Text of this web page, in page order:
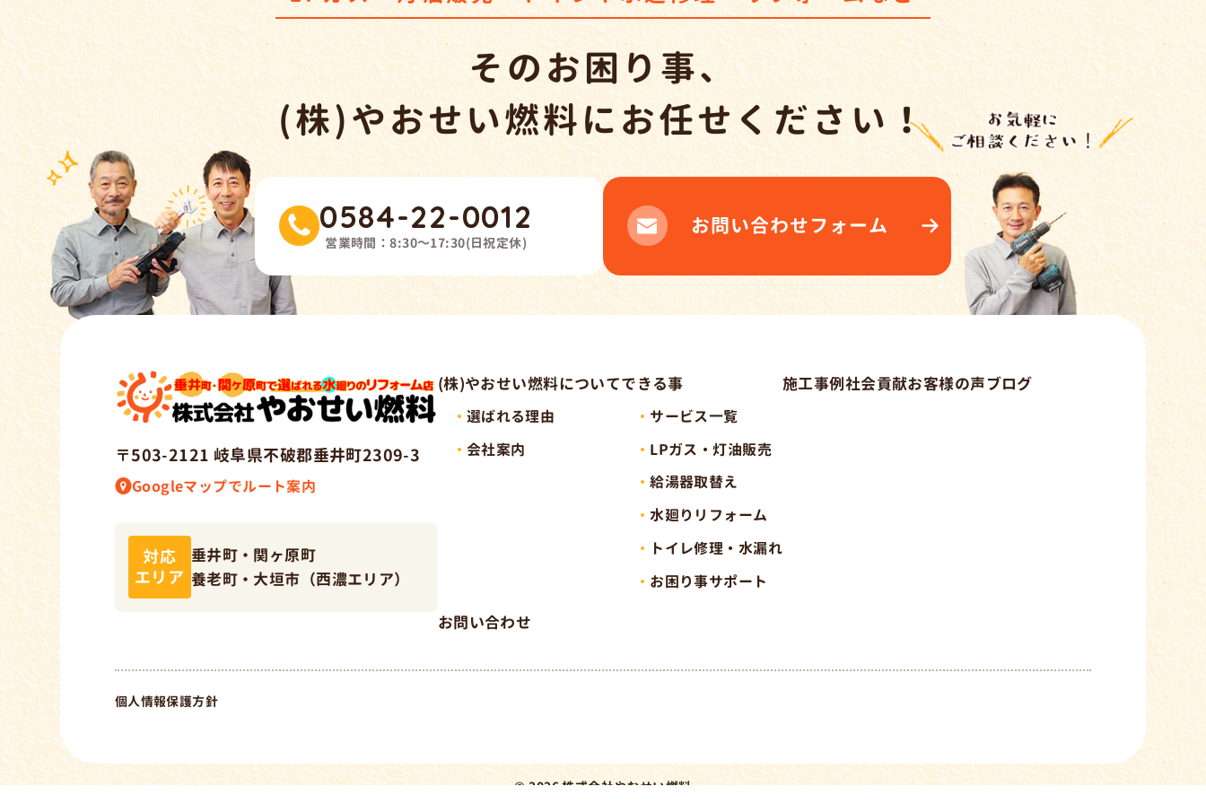
そのお困り事、
(株)やおせい燃料にお任せください！
0584-22-0012
営業時間：8:30～17:30(日祝定休)
お問い合わせフォーム
〒503-2121 岐阜県不破郡垂井町2309-3
Googleマップでルート案内
対応
エリア
垂井町・関ヶ原町
養老町・大垣市（西濃エリア）
(株)やおせい燃料について
選ばれる理由
会社案内
できる事
サービス一覧
LPガス・灯油販売
給湯器取替え
水廻りリフォーム
トイレ修理・水漏れ
お困り事サポート
施工事例社会貢献お客様の声ブログ
お問い合わせ
個人情報保護方針
© 2026 株式会社やおせい燃料